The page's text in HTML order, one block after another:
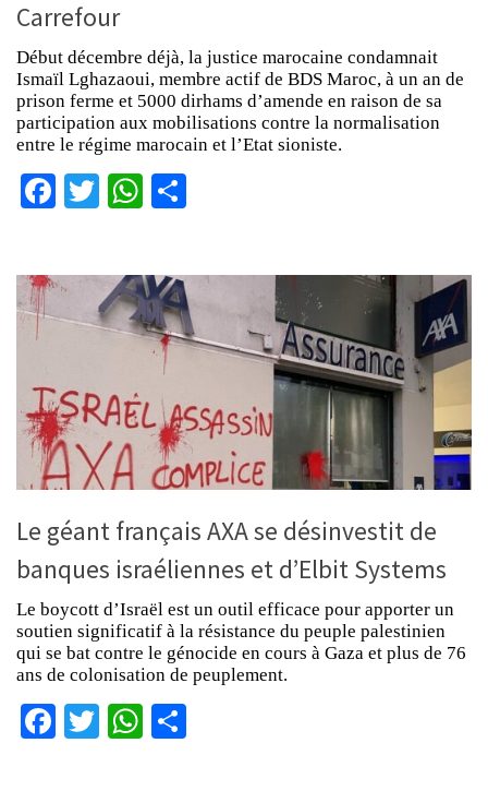
Carrefour
Début décembre déjà, la justice marocaine condamnait
Ismaïl Lghazaoui, membre actif de BDS Maroc, à un an de
prison ferme et 5000 dirhams d’amende en raison de sa
participation aux mobilisations contre la normalisation
entre le régime marocain et l’Etat sioniste.
Facebook
TwitterWhatsApp
Le géant français AXA se désinvestit de
banques israéliennes et d’Elbit Systems
Le boycott d’Israël est un outil efficace pour apporter un
soutien significatif à la résistance du peuple palestinien
qui se bat contre le génocide en cours à Gaza et plus de 76
ans de colonisation de peuplement.
Facebook
TwitterWhatsApp